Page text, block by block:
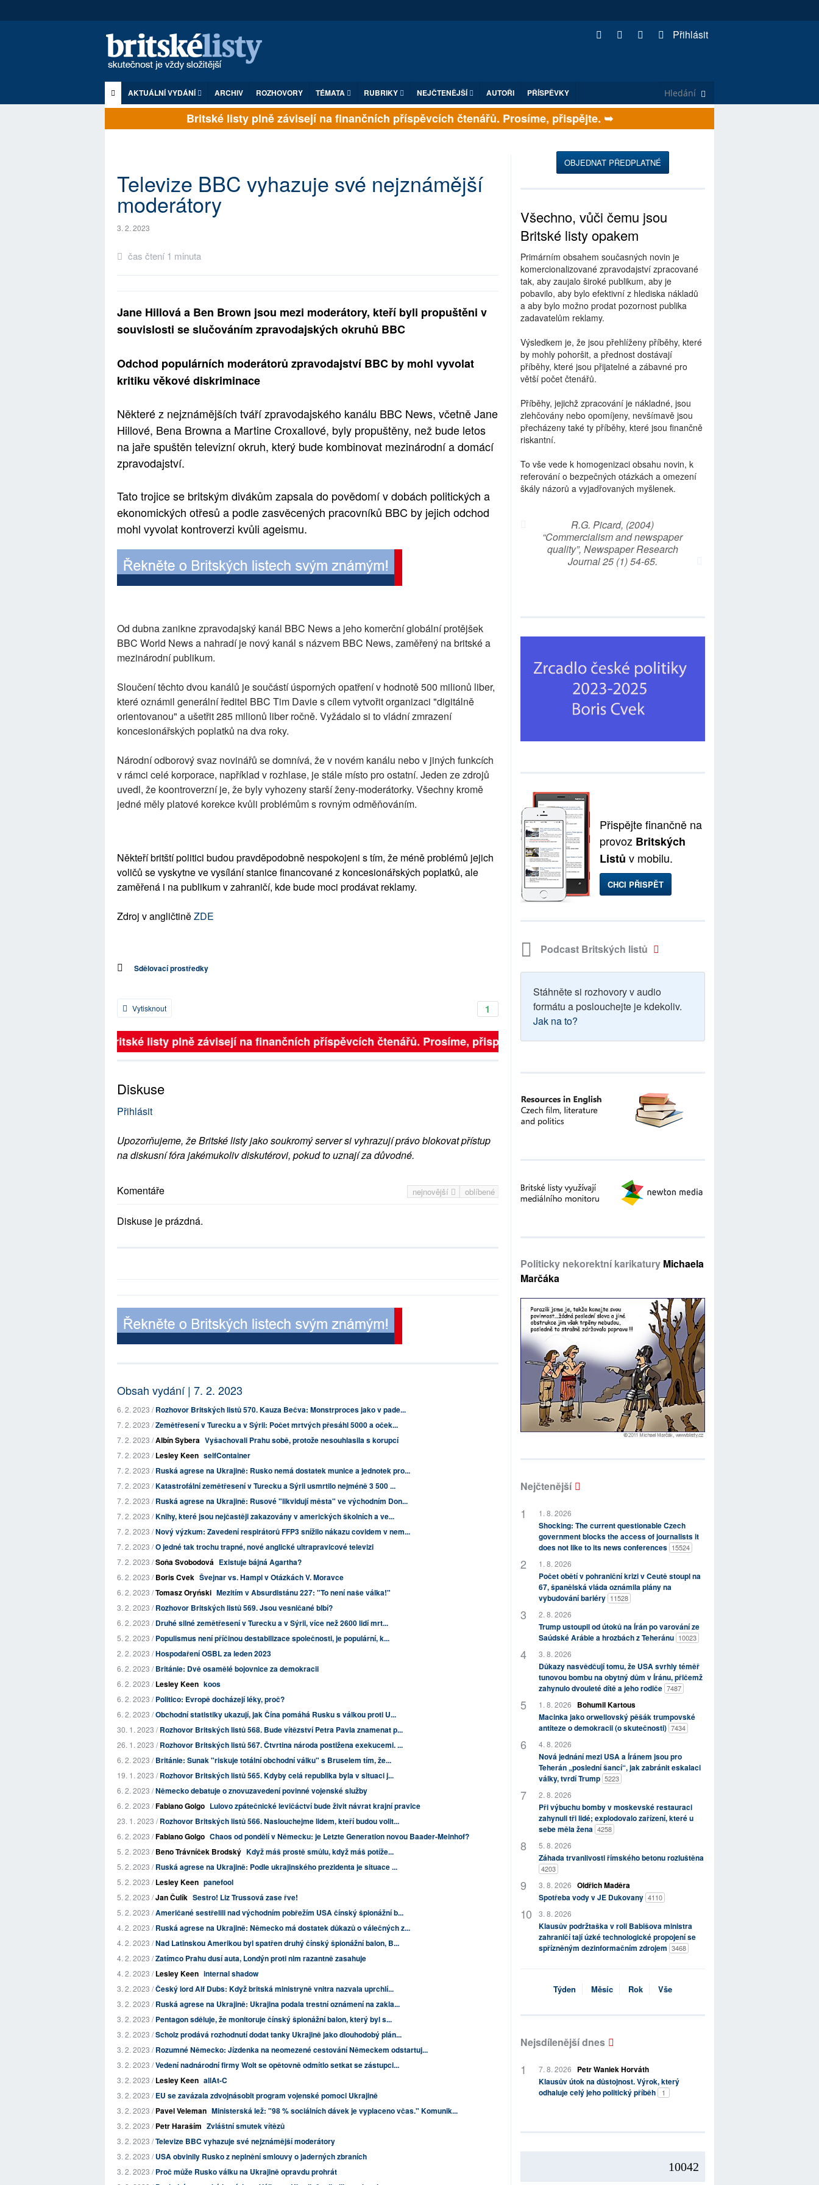
Přihlásit
AKTUÁLNÍ VYDÁNÍ ARCHIV ROZHOVORY TÉMATA RUBRIKY NEJČTENĚJŠÍ AUTOŘI PŘÍSPĚVKY
Britské listy plně závisejí na finančních příspěvcích čtenářů. Prosíme, přispějte. ➥
Televize BBC vyhazuje své nejznámější
moderátory
3. 2. 2023
čas čtení 1 minuta
Jane Hillová a Ben Brown jsou mezi moderátory, kteří byli propuštěni v
souvislosti se slučováním zpravodajských okruhů BBC
Odchod populárních moderátorů zpravodajství BBC by mohl vyvolat
kritiku věkové diskriminace
Některé z nejznámějších tváří zpravodajského kanálu BBC News, včetně Jane
Hillové, Bena Browna a Martine Croxallové, byly propuštěny, než bude letos
na jaře spuštěn televizní okruh, který bude kombinovat mezinárodní a domácí
zpravodajství.
Tato trojice se britským divákům zapsala do povědomí v dobách politických a
ekonomických otřesů a podle zasvěcených pracovníků BBC by jejich odchod
mohl vyvolat kontroverzi kvůli ageismu.
Od dubna zanikne zpravodajský kanál BBC News a jeho komerční globální protějšek
BBC World News a nahradí je nový kanál s názvem BBC News, zaměřený na britské a
mezinárodní publikum.
Sloučení těchto dvou kanálů je součástí úsporných opatření v hodnotě 500 milionů liber,
které oznámil generální ředitel BBC Tim Davie s cílem vytvořit organizaci "digitálně
orientovanou" a ušetřit 285 milionů liber ročně. Vyžádalo si to vládní zmrazení
koncesionářských poplatků na dva roky.
Národní odborový svaz novinářů se domnívá, že v novém kanálu nebo v jiných funkcích
v rámci celé korporace, například v rozhlase, je stále místo pro ostatní. Jeden ze zdrojů
uvedl, že koontroverzní je, že byly vyhozeny starší ženy-moderátorky. Všechny kromě
jedné měly platové korekce kvůli problémům s rovným odměňováním.
Někteří britští politici budou pravděpodobně nespokojeni s tím, že méně problémů jejich
voličů se vyskytne ve vysílání stanice financované z koncesionářských poplatků, ale
zaměřená i na publikum v zahraničí, kde bude moci prodávat reklamy.
Zdroj v angličtiněZDE
Sdělovací prostředky
1
Vytisknout
Britské listy plně závisejí na finančních příspěvcích čtenářů. Prosíme, přispějte. ➥
Diskuse
Přihlásit
Upozorňujeme, že Britské listy jako soukromý server si vyhrazují právo blokovat přístup
na diskusní fóra jakémukoliv diskutérovi, pokud to uznají za důvodné.
nejnovější oblíbené
Komentáře
Diskuse je prázdná.
Obsah vydání | 7. 2. 2023
6. 2. 2023 /Rozhovor Britských listů 570. Kauza Bečva: Monstrproces jako v pade...
7. 2. 2023 /Zemětřesení v Turecku a v Sýrii: Počet mrtvých přesáhl 5000 a oček...
7. 2. 2023 /Albín Sybera Vyšachovali Prahu sobě, protože nesouhlasila s korupcí
7. 2. 2023 /Lesley Keen selfContainer
7. 2. 2023 /Ruská agrese na Ukrajině: Rusko nemá dostatek munice a jednotek pro...
7. 2. 2023 /Katastrofální zemětřesení v Turecku a Sýrii usmrtilo nejméně 3 500 ...
7. 2. 2023 /Ruská agrese na Ukrajině: Rusové "likvidují města" ve východním Don...
7. 2. 2023 /Knihy, které jsou nejčastěji zakazovány v amerických školních a ve...
7. 2. 2023 /Nový výzkum: Zavedení respirátorů FFP3 snížilo nákazu covidem v nem...
7. 2. 2023 /O jedné tak trochu trapné, nové anglické ultrapravicové televizi
7. 2. 2023 /Soňa Svobodová Existuje bájná Agartha?
6. 2. 2023 /Boris Cvek Švejnar vs. Hampl v Otázkách V. Moravce
6. 2. 2023 /Tomasz Oryński Mezitím v Absurdistánu 227: "To není naše válka!"
3. 2. 2023 /Rozhovor Britských listů 569. Jsou vesničané blbí?
6. 2. 2023 /Druhé silné zemětřesení v Turecku a v Sýrii, více než 2600 lidí mrt...
5. 2. 2023 /Populismus není příčinou destabilizace společnosti, je populární, k...
2. 2. 2023 /Hospodaření OSBL za leden 2023
6. 2. 2023 /Británie: Dvě osamělé bojovnice za demokracii
6. 2. 2023 /Lesley Keen koos
6. 2. 2023 /Politico: Evropě docházejí léky, proč?
6. 2. 2023 /Obchodní statistiky ukazují, jak Čína pomáhá Rusku s válkou proti U...
30. 1. 2023 /Rozhovor Britských listů 568. Bude vítězství Petra Pavla znamenat p...
26. 1. 2023 /Rozhovor Britských listů 567. Čtvrtina národa postižena exekucemi. ...
6. 2. 2023 /Británie: Sunak "riskuje totální obchodní válku" s Bruselem tím, že...
19. 1. 2023 /Rozhovor Britských listů 565. Kdyby celá republika byla v situaci j...
6. 2. 2023 /Německo debatuje o znovuzavedení povinné vojenské služby
6. 2. 2023 /Fabiano Golgo Lulovo zpátečnické levičáctví bude živit návrat krajní pravice
23. 1. 2023 /Rozhovor Britských listů 566. Naslouchejme lidem, kteří budou volit...
6. 2. 2023 /Fabiano Golgo Chaos od pondělí v Německu: je Letzte Generation novou Baader-Meinhof?
5. 2. 2023 /Beno Trávníček Brodský Když máš prostě smůlu, když máš potíže...
5. 2. 2023 /Ruská agrese na Ukrajině: Podle ukrajinského prezidenta je situace ...
5. 2. 2023 /Lesley Keen panefool
5. 2. 2023 /Jan Čulík Sestro! Liz Trussová zase řve!
5. 2. 2023 /Američané sestřelili nad východním pobřežím USA čínský špionážní b...
4. 2. 2023 /Ruská agrese na Ukrajině: Německo má dostatek důkazů o válečných z...
4. 2. 2023 /Nad Latinskou Amerikou byl spatřen druhý čínský špionážní balon, B...
4. 2. 2023 /Zatímco Prahu dusí auta, Londýn proti nim razantně zasahuje
4. 2. 2023 /Lesley Keen internal shadow
3. 2. 2023 /Český lord Alf Dubs: Když britská ministryně vnitra nazvala uprchlí...
3. 2. 2023 /Ruská agrese na Ukrajině: Ukrajina podala trestní oznámení na zakla...
3. 2. 2023 /Pentagon sděluje, že monitoruje čínský špionážní balon, který byl s...
3. 2. 2023 /Scholz prodává rozhodnutí dodat tanky Ukrajině jako dlouhodobý plán...
3. 2. 2023 /Rozumné Německo: Jízdenka na neomezené cestování Německem odstartuj...
3. 2. 2023 /Vedení nadnárodní firmy Wolt se opětovně odmítlo setkat se zástupci...
3. 2. 2023 /Lesley Keen allAt-C
3. 2. 2023 /EU se zavázala zdvojnásobit program vojenské pomoci Ukrajině
3. 2. 2023 /Pavel Veleman Ministerská lež: "98 % sociálních dávek je vyplaceno včas." Komunik...
3. 2. 2023 /Petr Haraším Zvláštní smutek vítězů
3. 2. 2023 /Televize BBC vyhazuje své nejznámější moderátory
3. 2. 2023 /USA obvinily Rusko z neplnění smlouvy o jaderných zbraních
3. 2. 2023 /Proč může Rusko válku na Ukrajině opravdu prohrát
OBJEDNAT PŘEDPLATNÉ
Všechno, vůči čemu jsou
Britské listy opakem
Primárním obsahem současných novin je
komercionalizované zpravodajství zpracované
tak, aby zaujalo široké publikum, aby je
pobavilo, aby bylo efektivní z hlediska nákladů
a aby bylo možno prodat pozornost publika
zadavatelům reklamy.
Výsledkem je, že jsou přehlíženy příběhy, které
by mohly pohoršit, a přednost dostávají
příběhy, které jsou přijatelné a zábavné pro
větší počet čtenářů.
Příběhy, jejichž zpracování je nákladné, jsou
zlehčovány nebo opomíjeny, nevšímavě jsou
přecházeny také ty příběhy, které jsou finančně
riskantní.
To vše vede k homogenizaci obsahu novin, k
referování o bezpečných otázkách a omezení
škály názorů a vyjadřovaných myšlenek.
R.G. Picard, (2004)
“Commercialism and newspaper
quality”, Newspaper Research
Journal 25 (1) 54-65.
Přispějte finančně na
provoz Britských
Listů v mobilu.
CHCI PŘISPĚT
Podcast Britských listů
Stáhněte si rozhovory v audio
formátu a poslouchejte je kdekoliv.
Jak na to?
Politicky nekorektní karikatury Michaela
Marčáka
Nejčtenější
1. 8. 2026
Shocking: The current questionable Czech
government blocks the access of journalists it
does not like to its news conferences 15524
1. 8. 2026
Počet obětí v pohraniční krizi v Ceutě stoupl na
67, španělská vláda oznámila plány na
vybudování bariéry 11528
2. 8. 2026
Trump ustoupil od útoků na Írán po varování ze
Saúdské Arábie a hrozbách z Teheránu 10023
3. 8. 2026
Důkazy nasvědčují tomu, že USA svrhly téměř
tunovou bombu na obytný dům v Íránu, přičemž
zahynulo dvouleté dítě a jeho rodiče 7487
1. 8. 2026
Bohumil Kartous
Macinka jako orwellovský pěšák trumpovské
antiteze o demokracii (o skutečnosti) 7434
4. 8. 2026
Nová jednání mezi USA a Íránem jsou pro
Teherán „poslední šancí“, jak zabránit eskalaci
války, tvrdí Trump 5223
2. 8. 2026
Při výbuchu bomby v moskevské restauraci
zahynuli tři lidé; explodovalo zařízení, které u
sebe měla žena 4258
5. 8. 2026
Záhada trvanlivosti římského betonu rozluštěna
4203
3. 8. 2026 Oldřich Maděra
Spotřeba vody v JE Dukovany 4110
3. 8. 2026
Klausův podržtaška v roli Babišova ministra
zahraničí tají úzké technologické propojení se
spřízněným dezinformačním zdrojem 3468
Týden Měsíc Rok Vše
Nejsdílenější dnes
7. 8. 2026
Petr Waniek Horváth
Klausův útok na důstojnost. Výrok, který
odhaluje celý jeho politický příběh
1
10042